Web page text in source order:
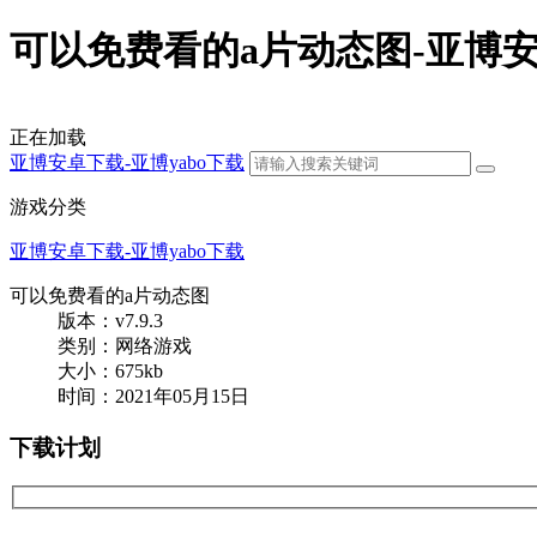
可以免费看的a片动态图-亚博
正在加载
亚博安卓下载-亚博yabo下载
游戏分类
亚博安卓下载-亚博yabo下载
可以免费看的a片动态图
版本：v7.9.3
类别：网络游戏
大小：675kb
时间：2021年05月15日
下载计划